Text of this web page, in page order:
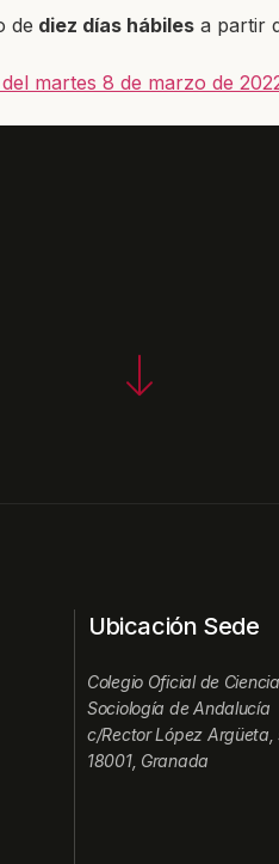
de diez días hábiles a partir
martes 8 de marzo de
Ubicación Sede
Colegio Oficial de
Sociología de Andalucía
c/Rector López Argüeta,
18001, Granada